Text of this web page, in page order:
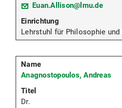
Euan.Allison@lmu.de
Lehrstuhl für Philosophie
Anagnostopoulos, Andreas
Dr.